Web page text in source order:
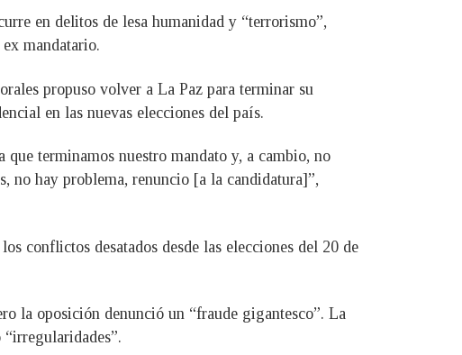
en delitos de lesa humanidad y “terrorismo”,
mandatario.
propuso volver a La Paz para terminar su
en las nuevas elecciones del país.
terminamos nuestro mandato y, a cambio, no
no hay problema, renuncio [a la candidatura]”,
conflictos desatados desde las elecciones del 20 de
la oposición denunció un “fraude gigantesco”. La